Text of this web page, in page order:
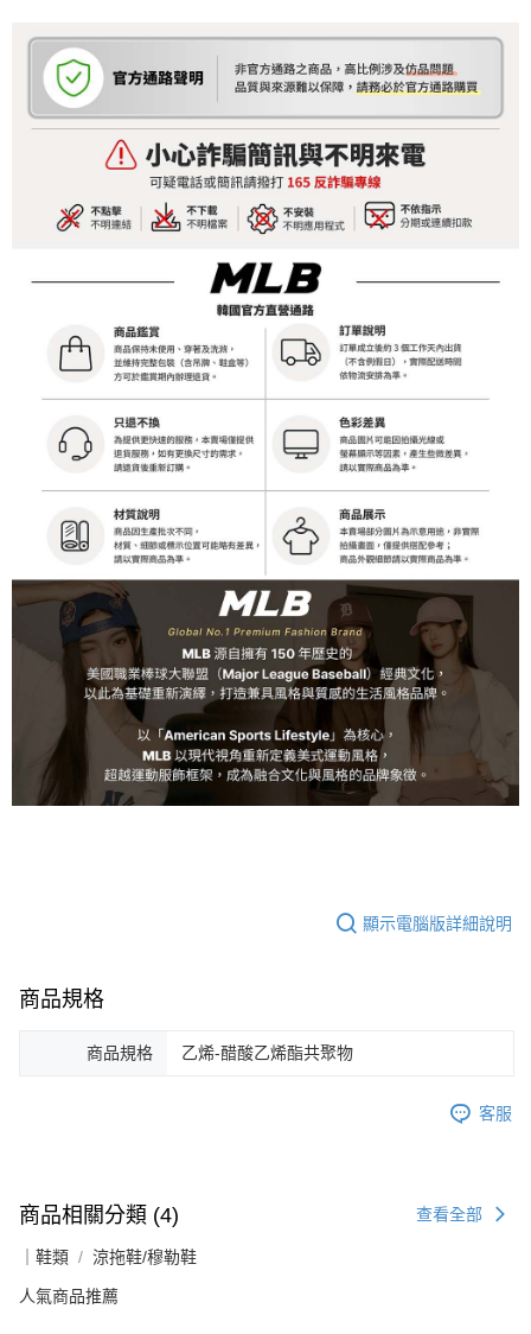
顯示電腦版詳細說明
商品規格
商品規格 乙烯-醋酸乙烯酯共聚物
客服
商品相關分類 (4) 查看全部
｜鞋類 涼拖鞋/穆勒鞋
人氣商品推薦